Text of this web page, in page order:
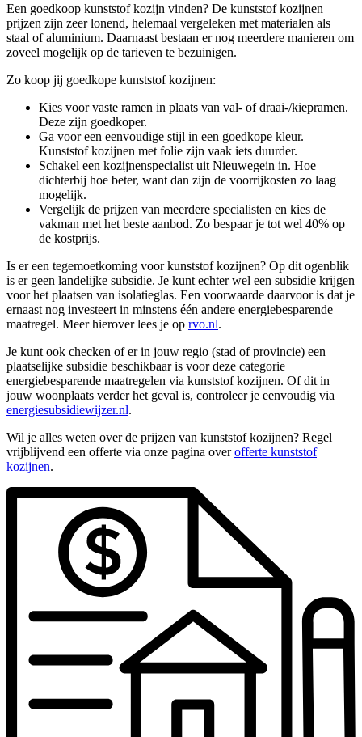
Een goedkoop kunststof kozijn vinden? De kunststof kozijnen
prijzen zijn zeer lonend, helemaal vergeleken met materialen als
staal of aluminium. Daarnaast bestaan er nog meerdere manieren om
zoveel mogelijk op de tarieven te bezuinigen.
Zo koop jij goedkope kunststof kozijnen:
Kies voor vaste ramen in plaats van val- of draai-/kiepramen.
Deze zijn goedkoper.
Ga voor een eenvoudige stijl in een goedkope kleur.
Kunststof kozijnen met folie zijn vaak iets duurder.
Schakel een kozijnenspecialist uit Nieuwegein in. Hoe
dichterbij hoe beter, want dan zijn de voorrijkosten zo laag
mogelijk.
Vergelijk de prijzen van meerdere specialisten en kies de
vakman met het beste aanbod. Zo bespaar je tot wel 40% op
de kostprijs.
Is er een tegemoetkoming voor kunststof kozijnen? Op dit ogenblik
is er geen landelijke subsidie. Je kunt echter wel een subsidie krijgen
voor het plaatsen van isolatieglas. Een voorwaarde daarvoor is dat je
ernaast nog investeert in minstens één andere energiebesparende
maatregel. Meer hierover lees je op rvo.nl.
Je kunt ook checken of er in jouw regio (stad of provincie) een
plaatselijke subsidie beschikbaar is voor deze categorie
energiebesparende maatregelen via kunststof kozijnen. Of dit in
jouw woonplaats verder het geval is, controleer je eenvoudig via
energiesubsidiewijzer.nl.
Wil je alles weten over de prijzen van kunststof kozijnen? Regel
vrijblijvend een offerte via onze pagina overofferte kunststof
kozijnen.